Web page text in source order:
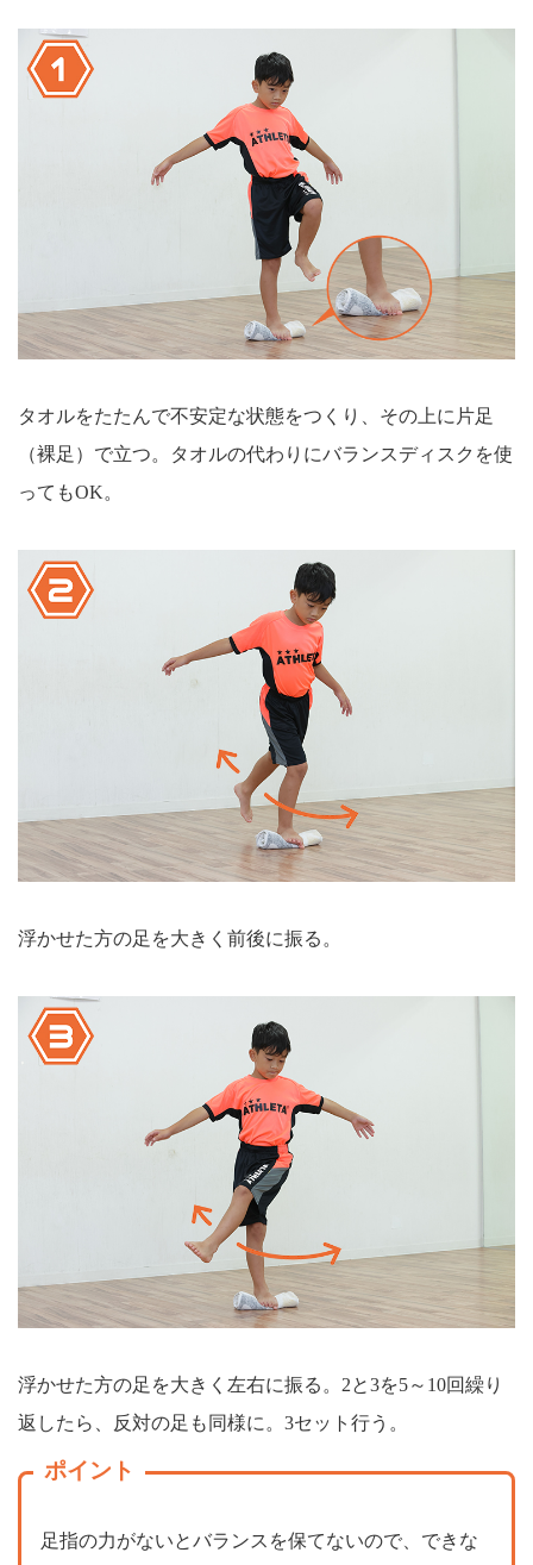
タオルをたたんで不安定な状態をつくり、その上に片足
（裸足）で立つ。タオルの代わりにバランスディスクを使
ってもOK。
浮かせた方の足を大きく前後に振る。
浮かせた方の足を大きく左右に振る。2と3を5～10回繰り
返したら、反対の足も同様に。3セット行う。
ポイント
足指の力がないとバランスを保てないので、できな